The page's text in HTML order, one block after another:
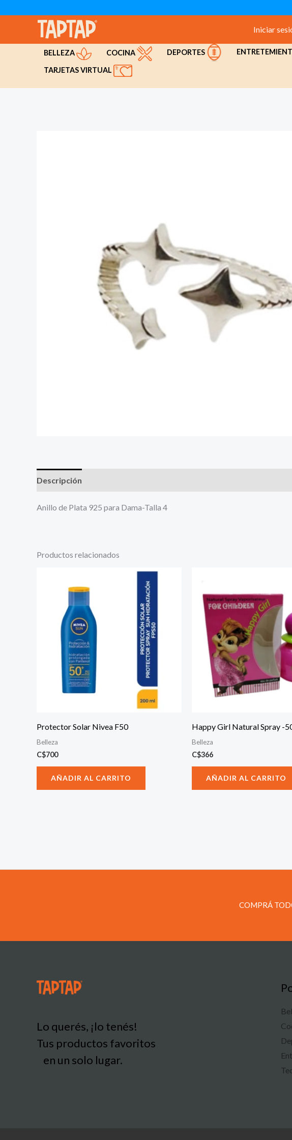
Iniciar
BELLEZA COCINA DEPORTES
TARJETAS VIRTUAL
Descripción
Anillo de Plata 925 para Dama-Talla 4
Productos relacionados
Protector Solar Nivea F50
Belleza
C$700
AÑADIR AL CARRITO
Happy Girl Natural Spray -
Belleza
C$366
AÑADIR AL CARRITO
COMPRÁ
Lo querés, ¡lo tenés!
Tus productos favoritos
en un solo lugar.